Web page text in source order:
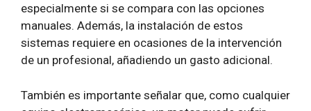
especialmente si se compara con las opciones
manuales. Además, la instalación de estos
sistemas requiere en ocasiones de la intervención
de un profesional, añadiendo un gasto adicional.
También es importante señalar que, como cualquier